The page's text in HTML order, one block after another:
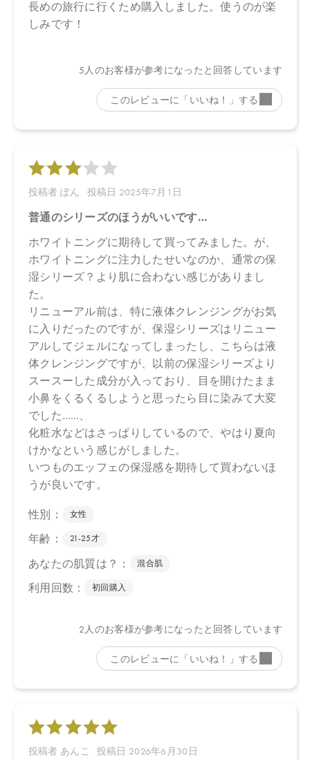
油＊、アトラスシーダー樹皮油＊、イタリアイトスギ葉／実／茎
油＊、ベルガモット果実油＊、オレンジ果皮油＊、ニオイテンジ
クアオイ油＊、ＢＧ、キシリトール、カプリリルグリコール、コ
＊オーガニック原料
■エッフェオーガニック モアブライトニング ジェルウォッシュ
水、アロエベラ液汁＊、コカミドプロピルベタイン、ココイルグ
ルタミン酸２Ｎａ、ラウリン酸ポリグリセリル－１０、プロパン
ダマスクバラ胎座培養エキス、乳酸桿菌培養溶解質、乳酸桿菌発
酵液、ケトグルタル酸、加水分解コメヌカエキス、ビサボロー
ル、トマト果実エキス、ジジフススピナクリスチ葉エキス、デュ
ナリエラサリナエキス、ミロタムヌスフラベリフォリア葉／茎エ
キス、サピンヅストリホリアツス果実エキス、シリカ、ホホバ種
子油、グリコシルトレハロース、加水分解水添デンプン、スクレ
ロチウムガム、キサンタンガム、アルギニン、トレハロース、ス
クワラン、アスコルビン酸、ビターオレンジ花油＊、ビターオレ
ンジ葉／枝油＊、アトラスシーダー樹皮油＊、イタリアイトスギ
葉／実／茎油＊、ベルガモット果実油＊、オレンジ果皮油＊、ニ
オイテンジクアオイ油＊、ＢＧ、キシリトール、カプリリルグリ
コール、フィチン酸、酸化銀、クエン酸
＊オーガニック原料
■エッフェオーガニック モアブライトニング ローション
水、アロエベラ液汁＊、プロパンジオール、エタノール＊、ペン
チレングリコール、ナツミカン花水＊、ダマスクバラ胎座培養エ
キス、乳酸桿菌培養溶解質、乳酸桿菌発酵液、ケトグルタル酸、
加水分解コメヌカエキス、ビサボロール、トマト果実エキス、ジ
ジフススピナクリスチ葉エキス、デュナリエラサリナエキス、ミ
ロタムヌスフラベリフォリア葉／茎エキス、セージ葉エキス＊、
タチジャコウソウ花／葉エキス＊、グリセリン、ホホバ種子油、
ジラウロイルグルタミン酸リシンＮａ、キサンタンガム、アルギ
ニン、トレハロース、スクワラン、アスコルビン酸、ビターオレ
油＊、イタリアイトスギ葉／実／茎油＊、ベルガモット果実油
＊、オレンジ果皮油＊、ニオイテンジクアオイ油＊、ＢＧ、キシ
リトール、カプリリルグリコール、ラウリン酸ポリグリセリル－
１０、フィチン酸、酸化銀、クエン酸、クエン酸Ｎａ
＊オーガニック原料
ル、スクワラン、ナツミカン花水＊、ダマスクバラ胎座培養エキ
水分解コメヌカエキス、ビサボロール、トマト果実エキス、ジジ
フススピナクリスチ葉エキス、デュナリエラサリナエキス、ミロ
ーオレンジ葉／枝油＊、アトラスシーダー樹皮油＊、イタリアイ
＊、ニオイテンジクアオイ油＊、ベヘニルアルコール、プロパン